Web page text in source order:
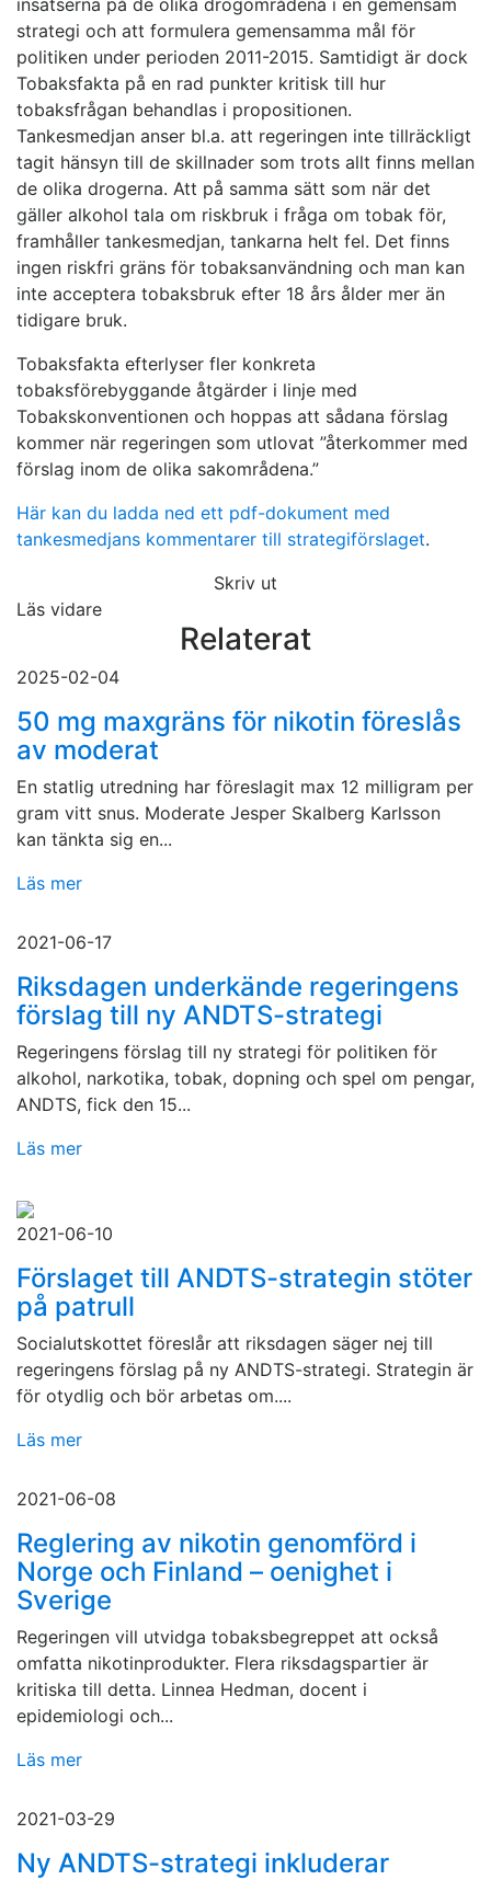
insatserna på de olika drogområdena i en gemensam
strategi och att formulera gemensamma mål för
politiken under perioden 2011-2015. Samtidigt är dock
Tobaksfakta på en rad punkter kritisk till hur
tobaksfrågan behandlas i propositionen.
Tankesmedjan anser bl.a. att regeringen inte tillräckligt
tagit hänsyn till de skillnader som trots allt finns mellan
de olika drogerna. Att på samma sätt som när det
gäller alkohol tala om riskbruk i fråga om tobak för,
framhåller tankesmedjan, tankarna helt fel. Det finns
ingen riskfri gräns för tobaksanvändning och man kan
inte acceptera tobaksbruk efter 18 års ålder mer än
tidigare bruk.
Tobaksfakta efterlyser fler konkreta
tobaksförebyggande åtgärder i linje med
Tobakskonventionen och hoppas att sådana förslag
kommer när regeringen som utlovat ”återkommer med
förslag inom de olika sakområdena.”
Här kan du ladda ned ett pdf-dokument med
tankesmedjans kommentarer till strategiförslaget.
Skriv ut
Läs vidare
Relaterat
2025-02-04
50 mg maxgräns för nikotin föreslås
av moderat
En statlig utredning har föreslagit max 12 milligram per
gram vitt snus. Moderate Jesper Skalberg Karlsson
kan tänkta sig en...
Läs mer
2021-06-17
Riksdagen underkände regeringens
förslag till ny ANDTS-strategi
Regeringens förslag till ny strategi för politiken för
alkohol, narkotika, tobak, dopning och spel om pengar,
ANDTS, fick den 15...
Läs mer
2021-06-10
Förslaget till ANDTS-strategin stöter
på patrull
Socialutskottet föreslår att riksdagen säger nej till
regeringens förslag på ny ANDTS-strategi. Strategin är
för otydlig och bör arbetas om....
Läs mer
2021-06-08
Reglering av nikotin genomförd i
Norge och Finland – oenighet i
Sverige
Regeringen vill utvidga tobaksbegreppet att också
omfatta nikotinprodukter. Flera riksdagspartier är
kritiska till detta. Linnea Hedman, docent i
epidemiologi och...
Läs mer
2021-03-29
Ny ANDTS-strategi inkluderar